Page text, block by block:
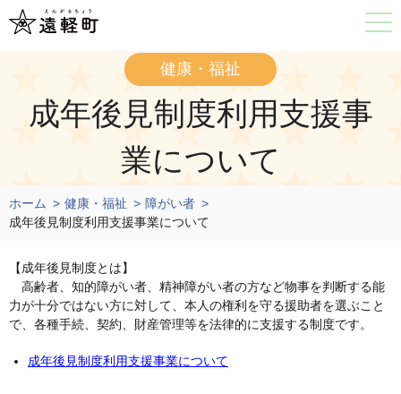
健康・福祉
成年後見制度利用支援事
業について
ホーム 健康・福祉
障がい者
成年後見制度利用支援事業について
【成年後見制度とは】
高齢者、知的障がい者、精神障がい者の方など物事を判断する能
力が十分ではない方に対して、本人の権利を守る援助者を選ぶこと
で、各種手続、契約、財産管理等を法律的に支援する制度です。
成年後見制度利用支援事業について